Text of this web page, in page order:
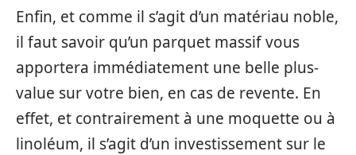
Enfin, et comme il s’agit d’un matériau noble,
il faut savoir qu’un parquet massif vous
apportera immédiatement une belle plus-
value sur votre bien, en cas de revente. En
effet, et contrairement à une moquette ou à
linoléum, il s’agit d’un investissement sur le